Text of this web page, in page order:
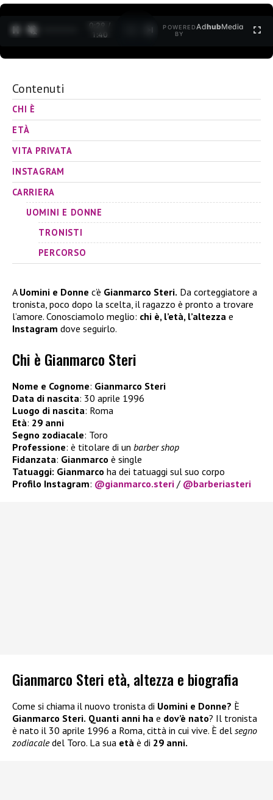
0:30 /
1:40
POWERED
BY
AdhubMedia
Contenuti
CHI È
ETÀ
VITA PRIVATA
INSTAGRAM
CARRIERA
UOMINI E DONNE
TRONISTI
PERCORSO
A Uomini e Donne c’è Gianmarco Steri. Da corteggiatore a
tronista, poco dopo la scelta, il ragazzo è pronto a trovare
l’amore. Conosciamolo meglio: chi è, l’età, l’altezza e
Instagram dove seguirlo.
Chi è Gianmarco Steri
Nome e Cognome: Gianmarco Steri
Data di nascita: 30 aprile 1996
Luogo di nascita: Roma
Età: 29 anni
Segno zodiacale: Toro
Professione: è titolare di un barber shop
Fidanzata: Gianmarco è single
Tatuaggi: Gianmarco ha dei tatuaggi sul suo corpo
Profilo Instagram: @gianmarco.steri / @barberiasteri
Gianmarco Steri età, altezza e biografia
Come si chiama il nuovo tronista di Uomini e Donne? È
Gianmarco Steri. Quanti anni ha e dov’è nato? Il tronista
è nato il 30 aprile 1996 a Roma, città in cui vive. È del segno
zodiacaledel Toro. La sua età è di 29 anni.